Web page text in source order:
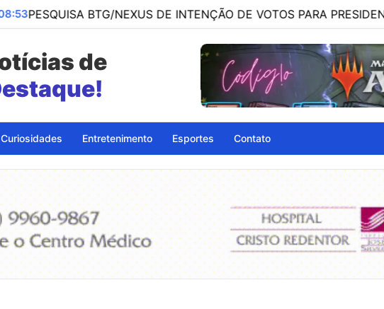
NEXUS DE INTENÇÃO DE VOTOS PARA PRESIDENTE DO BRASIL
de
Curiosidades Entretenimento Esportes Contato